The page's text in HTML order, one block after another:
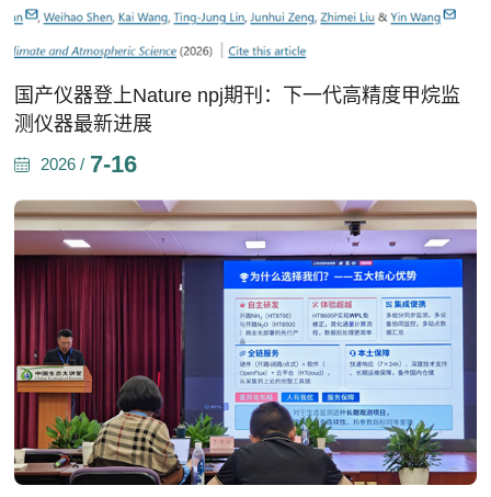
国产仪器登上Nature npj期刊：下一代高精度甲烷监
测仪器最新进展
2026 / 7-16